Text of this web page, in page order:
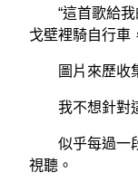
“這首歌給我
戈壁裡騎自行車
圖片來歷收
我不想針對這
似乎每過一段
視聽。